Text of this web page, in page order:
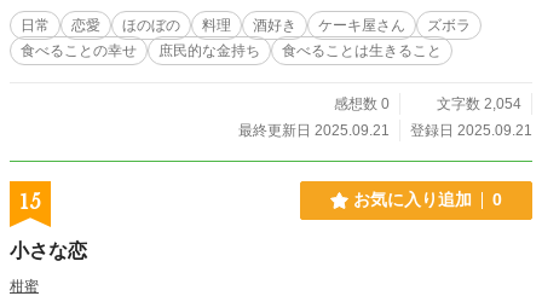
日常 恋愛 ほのぼの 料理 酒好き ケーキ屋さん
ズボラ
食べることの幸せ
庶民的な金持ち 食べることは生きること
感想数 0
文字数 2,054
最終更新日 2025.09.21
登録日 2025.09.21
15 お気に入り追加 0
小さな恋
柑蜜